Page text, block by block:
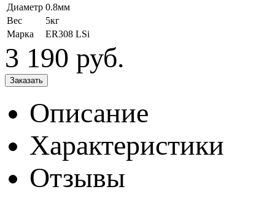
Диаметр 0.8мм
Вес
5кг
Марка
ER308 LSi
3 190 руб.
Описание
Характеристики
Отзывы